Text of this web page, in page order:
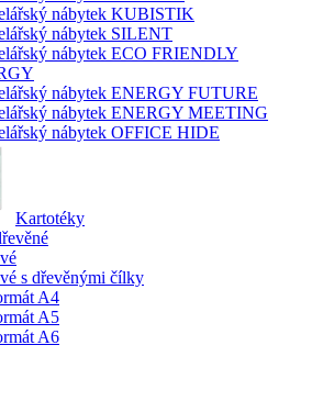
nábytek KUBISTIK
nábytek SILENT
nábytek ECO FRIENDLY
nábytek ENERGY FUTURE
nábytek ENERGY MEETING
nábytek OFFICE HIDE
Kartotéky
s dřevěnými čílky
A4
A5
A6